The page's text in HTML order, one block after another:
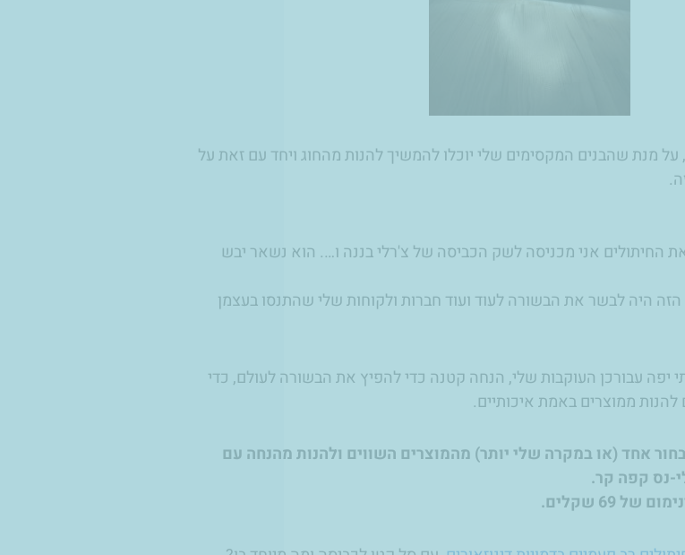
על מנת שהבנים המקסימים שלי יוכלו להמשיך להנות מהחוג ויחד עם זאת על
החיתולים אני מכניסה לשק הכביסה של צ'רלי בננה ו…. הוא נשאר יבש
היה לבשר את הבשורה לעוד ועוד חברות ולקוחות שלי שהתנסו בעצמן
יפה עבורכן העוקבות שלי, הנחה קטנה כדי להפיץ את הבשורה לעולם, כדי
ממוצרים באמת איכותיים.
אחד (או במקרה שלי יותר) מהמוצרים השווים ולהנות מהנחה עם
נס קפה קר.